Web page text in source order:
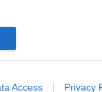
related to
and other
Access Privacy
ανέφερε ότι
στο Γενικό